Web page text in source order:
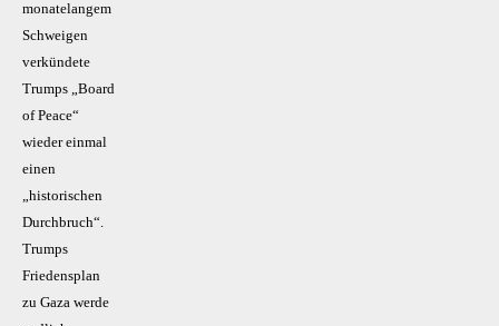
monatelangem
Schweigen
verkündete
Trumps „Board
of Peace“
wieder einmal
einen
„historischen
Durchbruch“.
Trumps
Friedensplan
zu Gaza werde